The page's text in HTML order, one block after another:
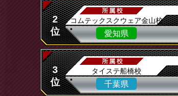
2
位
コムテックスクウェア金山校
愛知県
3
位
タイステ船橋校
千葉県